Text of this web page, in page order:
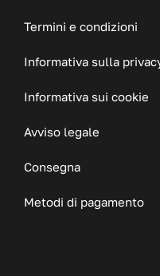
Termini e condizioni
Informativa sulla
Informativa sui cookie
Avviso legale
Consegna
Metodi di pagamento